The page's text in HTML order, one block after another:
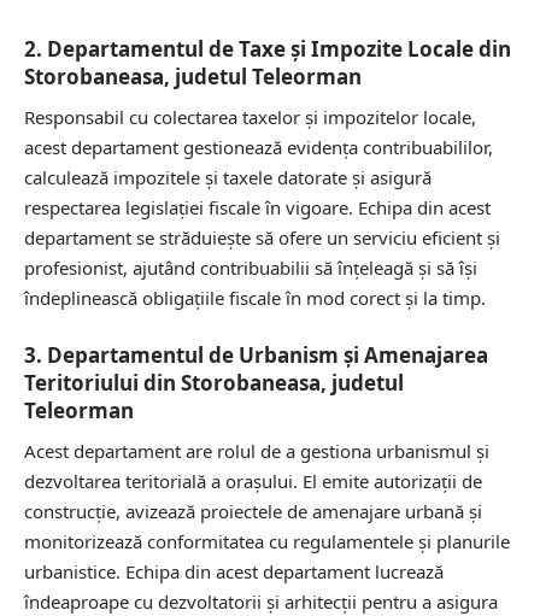
2. Departamentul de Taxe și Impozite Locale din
Storobaneasa, judetul Teleorman
Responsabil cu colectarea taxelor și impozitelor locale,
acest departament gestionează evidența contribuabililor,
calculează impozitele și taxele datorate și asigură
respectarea legislației fiscale în vigoare. Echipa din acest
departament se străduiește să ofere un serviciu eficient și
profesionist, ajutând contribuabilii să înțeleagă și să își
îndeplinească obligațiile fiscale în mod corect și la timp.
3. Departamentul de Urbanism și Amenajarea
Teritoriului din Storobaneasa, judetul
Teleorman
Acest departament are rolul de a gestiona urbanismul și
dezvoltarea teritorială a orașului. El emite autorizații de
construcție, avizează proiectele de amenajare urbană și
monitorizează conformitatea cu regulamentele și planurile
urbanistice. Echipa din acest departament lucrează
îndeaproape cu dezvoltatorii și arhitecții pentru a asigura